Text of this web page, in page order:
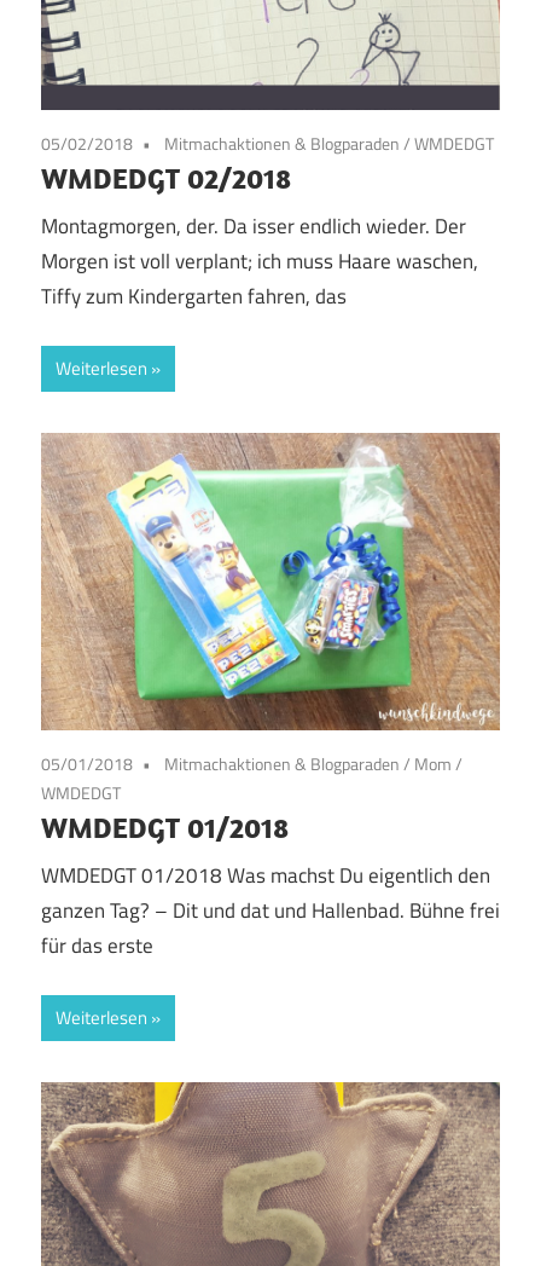
05/02/2018 Mitmachaktionen & Blogparaden/WMDEDGT
WMDEDGT 02/2018
Montagmorgen, der. Da isser endlich wieder. Der
Morgen ist voll verplant; ich muss Haare waschen,
Tiffy zum Kindergarten fahren, das
Weiterlesen
05/01/2018 Mitmachaktionen & Blogparaden/ Mom/
WMDEDGT
WMDEDGT 01/2018
WMDEDGT 01/2018 Was machst Du eigentlich den
ganzen Tag? – Dit und dat und Hallenbad. Bühne frei
für das erste
Weiterlesen